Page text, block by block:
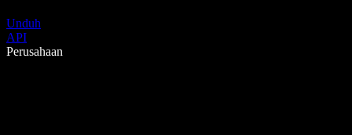
Unduh
API
Perusahaan